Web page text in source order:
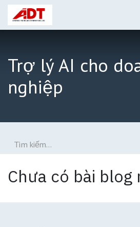
Bỏ qua để đến Nội dung
Trợ lý AI cho
nghiệp
Chưa có bài blog